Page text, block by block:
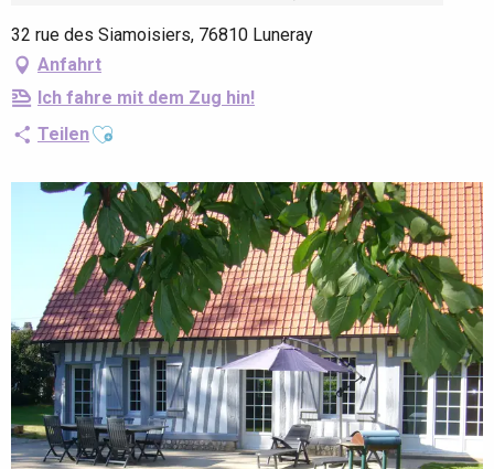
32 rue des Siamoisiers, 76810 Luneray
Anfahrt
Ich fahre mit dem Zug hin!
TeilenAjouter aux favoris